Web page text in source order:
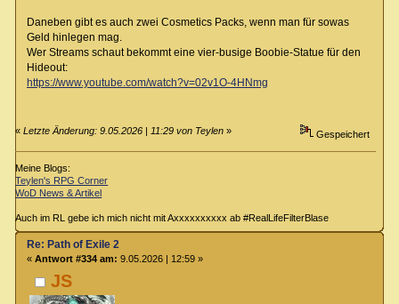
Daneben gibt es auch zwei Cosmetics Packs, wenn man für sowas
Geld hinlegen mag.
Wer Streams schaut bekommt eine vier-busige Boobie-Statue für den
Hideout:
https://www.youtube.com/watch?v=02v1O-4HNmg
«Letzte Änderung: 9.05.2026 | 11:29 von Teylen » Gespeichert
Meine Blogs:
Teylen's RPG Corner
WoD News & Artikel
Auch im RL gebe ich mich nicht mit Axxxxxxxxxx ab #RealLifeFilterBlase
JS
Re: Path of Exile 2
« Antwort #334 am: 9.05.2026 | 12:59 »